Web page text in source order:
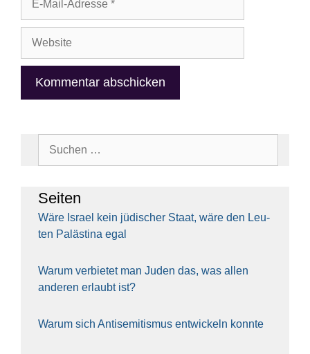
Adresse
Sei­ten
Wäre Isra­el kein jüdi­scher Staat, wäre den Leu­
ten Paläs­ti­na egal
War­um ver­bie­tet man Juden das, was allen
ande­ren erlaubt ist?
War­um sich Anti­se­mi­tis­mus ent­wi­ckeln konn­te